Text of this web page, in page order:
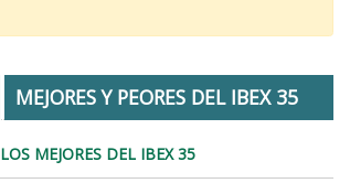
MEJORES Y PEORES DEL IBEX 35
LOS MEJORES DEL IBEX 35